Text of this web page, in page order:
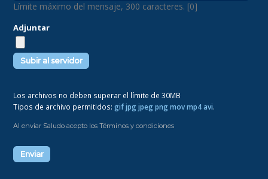
Límite máximo del mensaje, 300 caracteres. [0]
Adjuntar
Los archivos no deben superar el límite de 30MB
Tipos de archivo permitidos:gif jpg jpeg png mov mp4 avi.
Al enviar Saludo acepto los Términos y condiciones